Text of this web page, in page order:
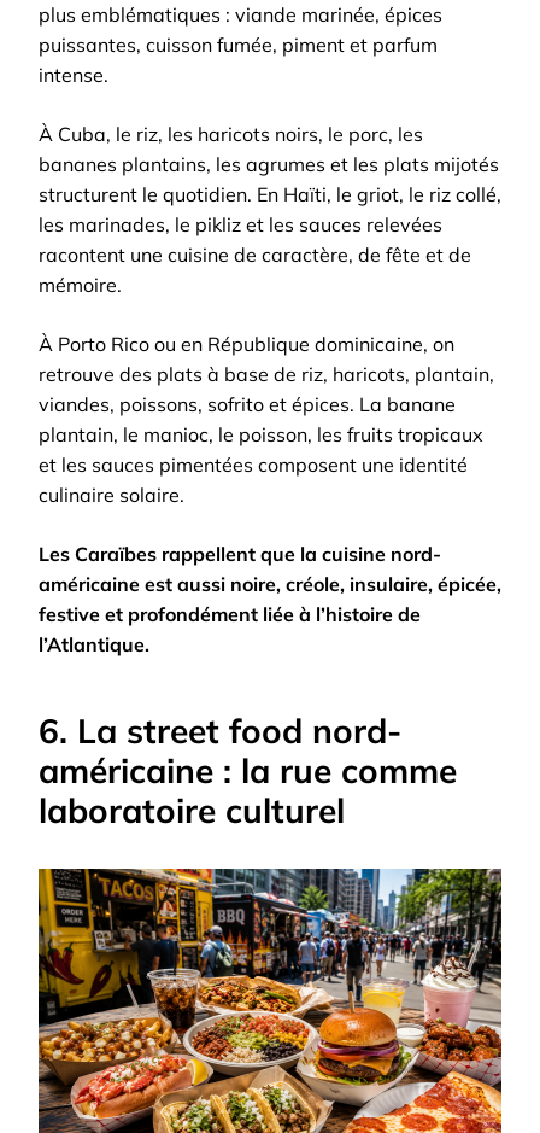
plus emblématiques : viande marinée, épices
puissantes, cuisson fumée, piment et parfum
intense.
À Cuba, le riz, les haricots noirs, le porc, les
bananes plantains, les agrumes et les plats mijotés
structurent le quotidien. En Haïti, le griot, le riz collé,
les marinades, le pikliz et les sauces relevées
racontent une cuisine de caractère, de fête et de
mémoire.
À Porto Rico ou en République dominicaine, on
retrouve des plats à base de riz, haricots, plantain,
viandes, poissons, sofrito et épices. La banane
plantain, le manioc, le poisson, les fruits tropicaux
et les sauces pimentées composent une identité
culinaire solaire.
Les Caraïbes rappellent que la cuisine nord-
américaine est aussi noire, créole, insulaire, épicée,
festive et profondément liée à l’histoire de
l’Atlantique.
6. La street food nord-
américaine : la rue comme
laboratoire culturel